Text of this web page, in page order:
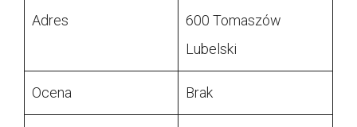
Adres
600 Tomaszów
Lubelski
Ocena Brak